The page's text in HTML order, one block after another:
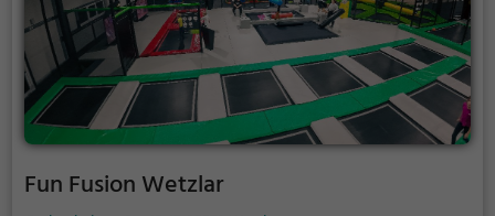
Fun Fusion Wetzlar